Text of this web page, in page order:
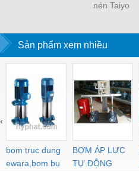
nén Taiyo
Sản phẩm xem nhiều
bom truc dung
ewara,bom bu
BƠM ÁP LỰC
TỰ ĐỘNG
‹